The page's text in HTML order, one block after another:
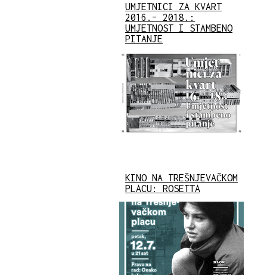
UMJETNICI ZA KVART
2016.– 2018.:
UMJETNOST I STAMBENO
PITANJE
KINO NA TREŠNJEVAČKOM
PLACU: ROSETTA